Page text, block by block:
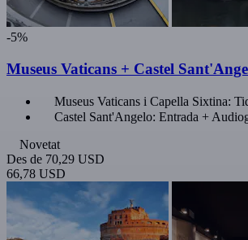
-5%
Museus Vaticans + Castel
Museus Vaticans i Capella Sixtina:
Castel Sant'Angelo: Entrada +
Novetat
Des de 70,29 USD
66,78 USD